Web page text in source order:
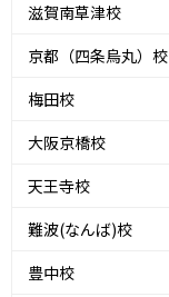
滋賀南草津校
京都（四条烏丸）校
梅田校
大阪京橋校
天王寺校
難波(なんば)校
豊中校